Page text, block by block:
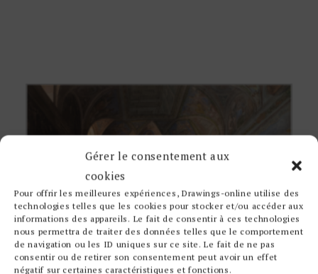
Gérer le consentement aux
cookies
Pour offrir les meilleures expériences, Drawings-online utilise des
technologies telles que les cookies pour stocker et/ou accéder aux
informations des appareils. Le fait de consentir à ces technologies
nous permettra de traiter des données telles que le comportement
de navigation ou les ID uniques sur ce site. Le fait de ne pas
consentir ou de retirer son consentement peut avoir un effet
négatif sur certaines caractéristiques et fonctions.